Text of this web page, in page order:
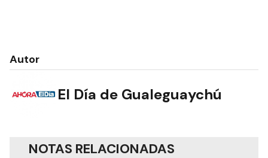
Autor
El Día de Gualeguaychú
NOTAS RELACIONADAS